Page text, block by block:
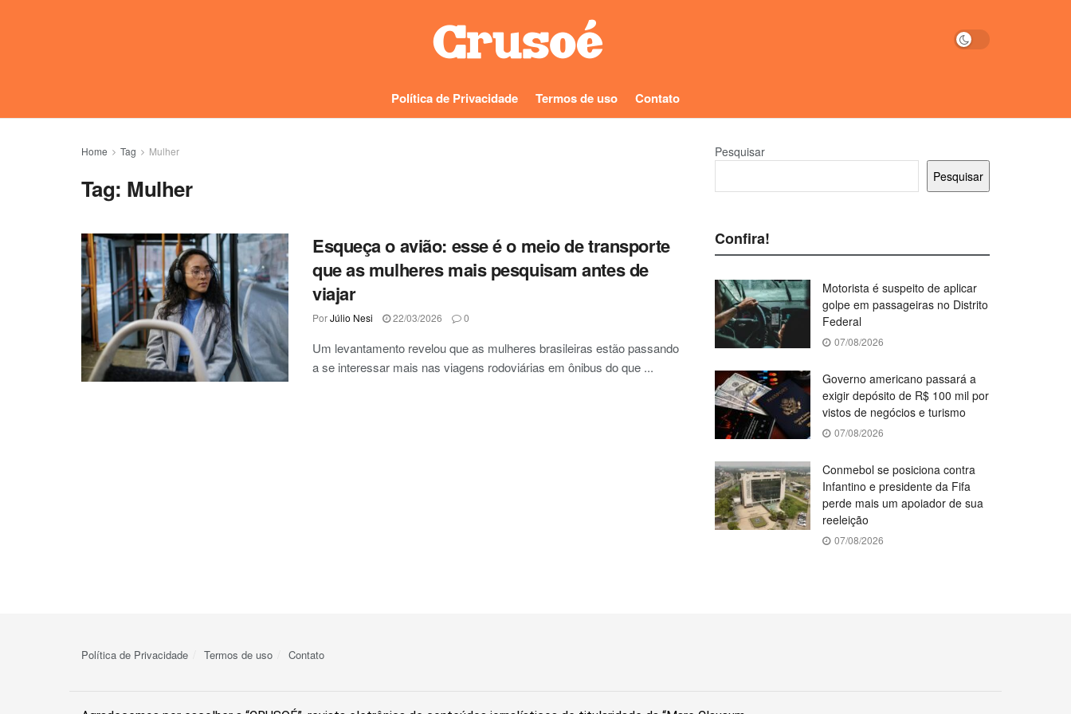
Política de Privacidade Termos de uso Contato
Home Tag Mulher
Tag: Mulher
Esqueça o avião: esse é o meio de transporte
que as mulheres mais pesquisam antes de
viajar
PorJúlio Nesi 22/03/2026 0
Um levantamento revelou que as mulheres brasileiras estão passando
a se interessar mais nas viagens rodoviárias em ônibus do que ...
Pesquisar
Pesquisar
Confira!
Motorista é suspeito de aplicar
golpe em passageiras no Distrito
Federal
07/08/2026
Governo americano passará a
exigir depósito de R$ 100 mil por
vistos de negócios e turismo
07/08/2026
Conmebol se posiciona contra
Infantino e presidente da Fifa
perde mais um apoiador de sua
reeleição
07/08/2026
Política de Privacidade Termos de uso Contato